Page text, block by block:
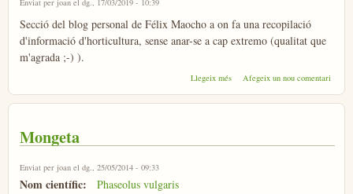
Enviat per joan el dg., 17/03/2019 - 10:39
Secció del blog personal de Félix Maocho a on fa una recopilació
d'informació d'horticultura, sense anar-se a cap extremo (qualitat que
m'agrada ;-) ).
Llegeix més sobre Blog de Félix Maocho
Afegeix un nou comentari
Mongeta
Enviat per joan el dg., 25/05/2014 - 09:33
Nom científic: Phaseolus vulgaris